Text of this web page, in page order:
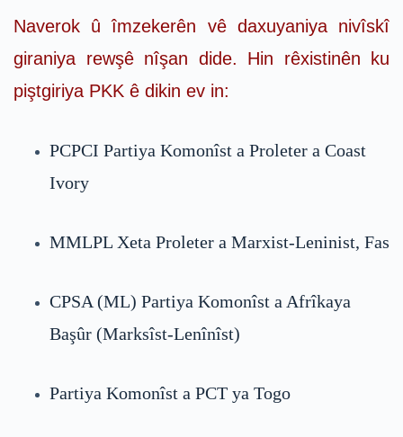
Naverok û îmzekerên vê daxuyaniya nivîskî
giraniya rewşê nîşan dide. Hin rêxistinên ku
piştgiriya PKK ê dikin ev in:
PCPCI Partiya Komonîst a Proleter a Coast
Ivory
MMLPL Xeta Proleter a Marxist-Leninist, Fas
CPSA (ML) Partiya Komonîst a Afrîkaya
Başûr (Marksîst-Lenînîst)
Partiya Komonîst a PCT ya Togo